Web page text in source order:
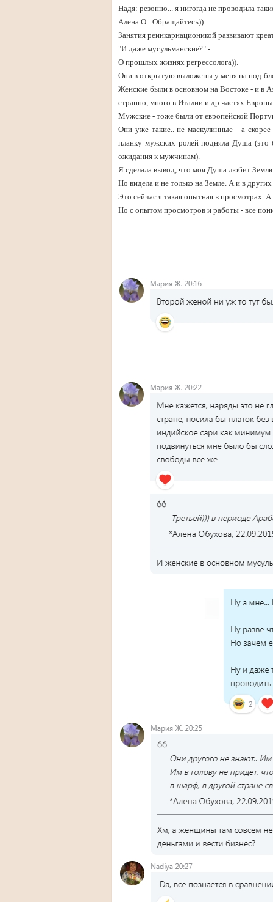
Надя: резонно... я нигогда не проводила
Алена О.: Обращайтесь))
Занятия реинкарнационикой развивают
"И даже мусульманские?" -
О прошлых жизнях регрессолога)).
Они в открытую выложены у меня на под-
Женские были в основном на Востоке - и в
странно, много в Италии и др.частях
Мужские - тоже были от европейской
Они уже такие.. не маскулинные - а
планку мужских ролей подняла Душа (это
ожидания к мужчинам).
Я сделала вывод, что моя Душа любит
Но видела и не только на Земле. А и в
Это сейчас я такая опытная в просмотрах. А
Но с опытом просмотров и работы - все